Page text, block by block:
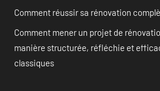
Comment réussir sa rénovation
Comment mener un projet de
manière structurée, réfléchie et
classiques